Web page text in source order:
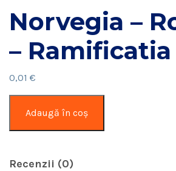
Norvegia –
–
0,01 €
Norvegia
–
–
Adaugă în coș
Recenzii (0)